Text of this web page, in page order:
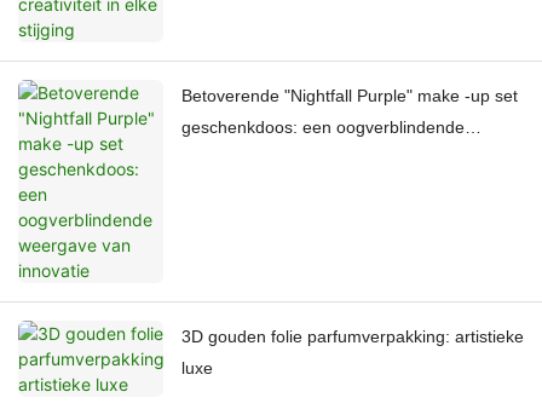
Betoverende "Nightfall Purple" make -up set
geschenkdoos: een oogverblindende
3D gouden folie parfumverpakking: artistieke
luxe